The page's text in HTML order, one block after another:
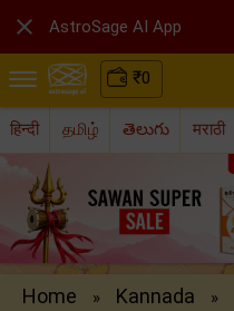
₹0
हिन्दी தமிழ் తెలుగు मराठी
Home » Kannada »
 AstroSage AI App